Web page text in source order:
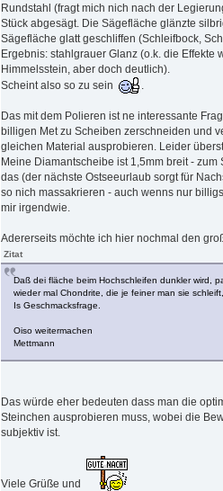
Rundstahl (fragt mich nich nach der
Stück abgesägt. Die Sägefläche glänzte
Sägefläche glatt geschliffen (Schleifbock,
Ergebnis: stahlgrauer Glanz (o.k. die Effekte
Himmelsstein, aber doch deutlich).
Scheint also so zu sein
Das mit dem Polieren ist ne interessante
billigen Met zu Scheiben zerschneiden und
gleichen Material ausprobieren. Leider
Meine Diamantscheibe ist 1,5mm breit -
das (der nächste Ostseeurlaub sorgt für
so nich massakrieren - auch wenns nur
mir irgendwie.
Adererseits möchte ich hier nochmal den
Zitat
Daß dei fläche beim Hochschleifen dunkler wird,
wieder mal Chondrite, die je feiner man sie
Is Geschmacksfrage.
Oiso weitermachen
Mettmann
Das würde eher bedeuten dass man die
Steinchen ausprobieren muss, wobei die
subjektiv ist.
Viele Grüße und